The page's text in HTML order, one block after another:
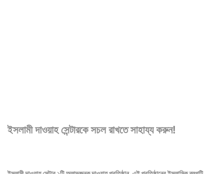
ইসলামী দাওয়াহ সেন্টারকে সচল রাখতে সাহায্য করুন!